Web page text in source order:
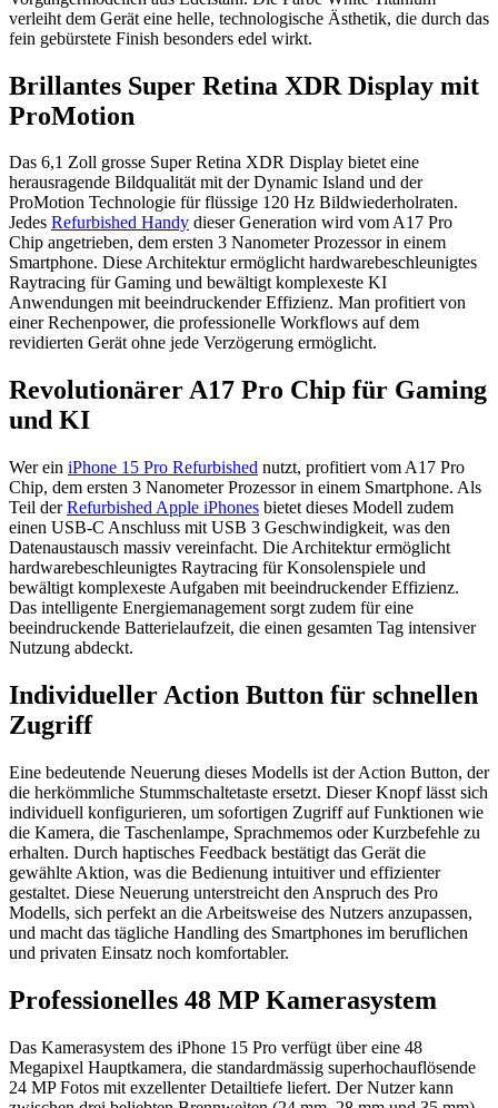
verleiht dem Gerät eine helle, technologische Ästhetik, die durch das
fein gebürstete Finish besonders edel wirkt.
Brillantes Super Retina XDR Display mit
ProMotion
Das 6,1 Zoll grosse Super Retina XDR Display bietet eine
herausragende Bildqualität mit der Dynamic Island und der
ProMotion Technologie für flüssige 120 Hz Bildwiederholraten.
Jedes Refurbished Handy dieser Generation wird vom A17 Pro
Chip angetrieben, dem ersten 3 Nanometer Prozessor in einem
Smartphone. Diese Architektur ermöglicht hardwarebeschleunigtes
Raytracing für Gaming und bewältigt komplexeste KI
Anwendungen mit beeindruckender Effizienz. Man profitiert von
einer Rechenpower, die professionelle Workflows auf dem
revidierten Gerät ohne jede Verzögerung ermöglicht.
Revolutionärer A17 Pro Chip für Gaming
und KI
Wer ein iPhone 15 Pro Refurbished nutzt, profitiert vom A17 Pro
Chip, dem ersten 3 Nanometer Prozessor in einem Smartphone. Als
Teil derRefurbished Apple iPhones bietet dieses Modell zudem
einen USB-C Anschluss mit USB 3 Geschwindigkeit, was den
Datenaustausch massiv vereinfacht. Die Architektur ermöglicht
hardwarebeschleunigtes Raytracing für Konsolenspiele und
bewältigt komplexeste Aufgaben mit beeindruckender Effizienz.
Das intelligente Energiemanagement sorgt zudem für eine
beeindruckende Batterielaufzeit, die einen gesamten Tag intensiver
Nutzung abdeckt.
Individueller Action Button für schnellen
Zugriff
Eine bedeutende Neuerung dieses Modells ist der Action Button, der
die herkömmliche Stummschaltetaste ersetzt. Dieser Knopf lässt sich
individuell konfigurieren, um sofortigen Zugriff auf Funktionen wie
die Kamera, die Taschenlampe, Sprachmemos oder Kurzbefehle zu
erhalten. Durch haptisches Feedback bestätigt das Gerät die
gewählte Aktion, was die Bedienung intuitiver und effizienter
gestaltet. Diese Neuerung unterstreicht den Anspruch des Pro
Modells, sich perfekt an die Arbeitsweise des Nutzers anzupassen,
und macht das tägliche Handling des Smartphones im beruflichen
und privaten Einsatz noch komfortabler.
Professionelles 48 MP Kamerasystem
Das Kamerasystem des iPhone 15 Pro verfügt über eine 48
Megapixel Hauptkamera, die standardmässig superhochauflösende
24 MP Fotos mit exzellenter Detailtiefe liefert. Der Nutzer kann